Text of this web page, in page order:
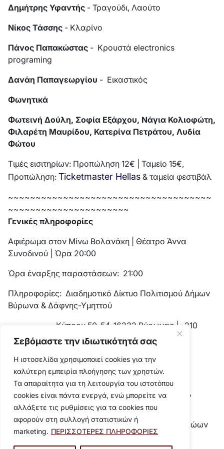
Σεβόμαστε την ιδιωτικότητά σας
Η ιστοσελίδα χρησιμοποιεί cookies για την
καλύτερη εμπειρία πλοήγησης των χρηστών.
Τα απαραίτητα για τη λειτουργία του ιστοτόπου
cookies είναι πάντα ενεργά, ενώ μπορείτε να
αλλάξετε τις ρυθμίσεις για τα cookies που
αφορούν στη συλλογή στατιστικών ή
marketing. ΠΕΡΙΣΣΟΤΕΡΕΣ ΠΛΗΡΟΦΟΡΙΕΣ
Δημήτρης Υφαντής - Τραγούδι, Λαούτο
Νίκος Τάσσης - Κλαρίνο
Πάνος Παπακώστας - Κρουστά electronics
programing
Δανάη Παπαγεωργίου - Εικαστικός
Φωνητικά
Φωτεινή Δούλη, Σοφία Εξάρχου, Νάγια Κολιοφώτη,
Φιλαρέτη Μαυρίδου, Κατερίνα Πετράτου, Λυδία
Φώτου
Τιμές εισιτηρίων: Προπώληση 12€ | Ταμείο 15€,
Προπώληση: Ticketmaster Hellas & ταμεία φεστιβάλ
~~~~~~~~~~~~~~~~~~~~~~~~~~~~~~~~~~~~~
~~~~~~~~~~~~~~~~~~~~~~
Γενικές πληροφορίες
Αφιέρωμα στον Μίνω Βολανάκη | Θέατρο Άννα
Συνοδινού | Ώρα 20:00
Ώρα έναρξης παραστάσεων: 21:00
Πληροφορίες: Διαδημοτικό Δίκτυο Πολιτισμού Δήμων
Βύρωνα & Δάφνης-Υμηττού
Κύπρου 50-54, 16232 Βύρωνας | 210
7609028
www.festivalvraxon.gr|
info@festivalvraxon.gr
Προπώληση: Γραφεία Φεστιβάλ, Κύπρου 50-54,
Βύρωνας | 11:00 - 15:00
Παλαιό Δημαρχείο Υμηττού, Πλ. Ηρώων
Πολυτεχνείου | 10:00 - 14:00